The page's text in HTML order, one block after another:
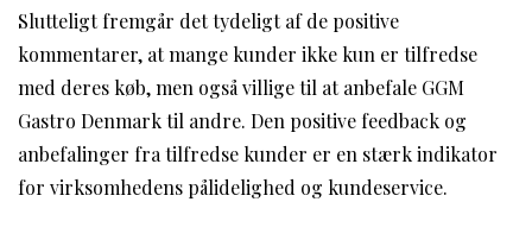
Slutteligt fremgår det tydeligt af de positive
kommentarer, at mange kunder ikke kun er tilfredse
med deres køb, men også villige til at anbefale GGM
Gastro Denmark til andre. Den positive feedback og
anbefalinger fra tilfredse kunder er en stærk indikator
for virksomhedens pålidelighed og kundeservice.